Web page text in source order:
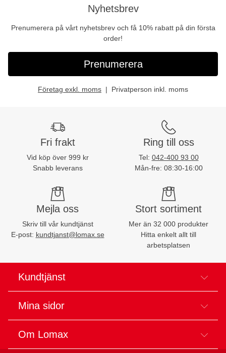
Nyhetsbrev
Prenumerera på vårt nyhetsbrev och få 10% rabatt på din första
order!
Prenumerera
Företag exkl. moms Privatperson inkl. moms
Fri frakt
Vid köp över 999 kr
Snabb leverans
Ring till oss
Tel: 042-400 93 00
Mån-fre: 08:30-16:00
Mejla oss
Skriv till vår kundtjänst
E-post: kundtjanst@lomax.se
Stort sortiment
Mer än 32 000 produkter
Hitta enkelt allt till
arbetsplatsen
Kundtjänst
Mina sidor
Om Lomax